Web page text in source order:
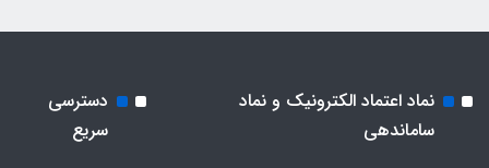
نماد اعتماد الکترونیک و نماد
ساماندهی
دسترسی
سریع